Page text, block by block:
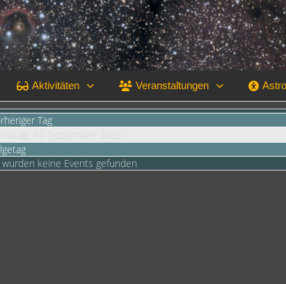
Aktivitäten Veranstaltungen
Tag
wurden keine Events gefunden